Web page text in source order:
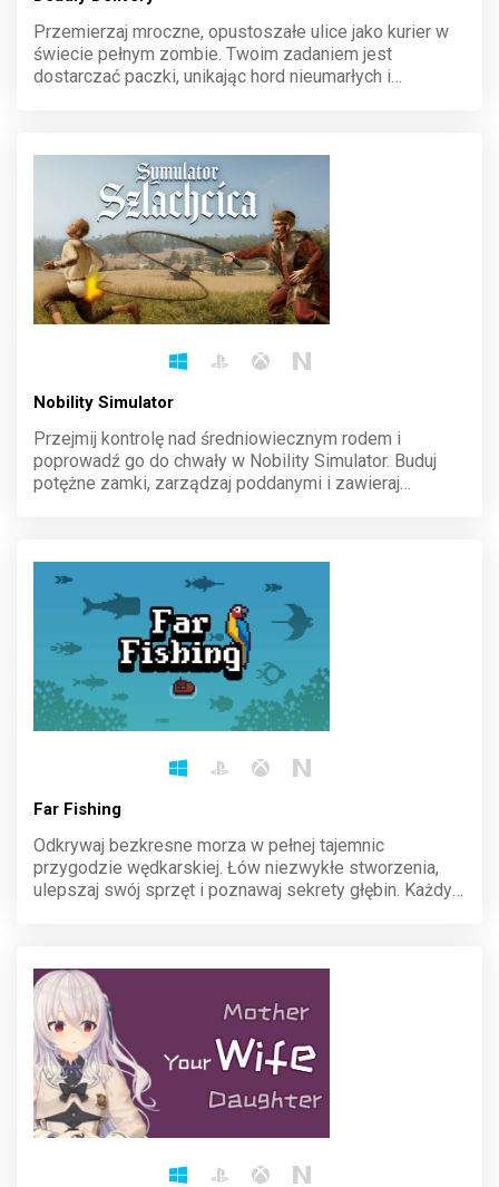
Przemierzaj mroczne, opustoszałe ulice jako kurier w
świecie pełnym zombie. Twoim zadaniem jest
dostarczać paczki, unikając hord nieumarłych i
Nobility Simulator
Przejmij kontrolę nad średniowiecznym rodem i
poprowadź go do chwały w Nobility Simulator. Buduj
potężne zamki, zarządzaj poddanymi i zawieraj
Far Fishing
Odkrywaj bezkresne morza w pełnej tajemnic
przygodzie wędkarskiej. Łów niezwykłe stworzenia,
ulepszaj swój sprzęt i poznawaj sekrety głębin. Każdy